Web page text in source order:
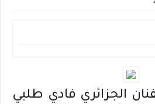
الجزائري فادي طلبي